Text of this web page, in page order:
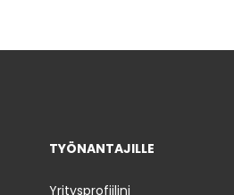
TYÖNANTAJILLE
Yritysprofiilini